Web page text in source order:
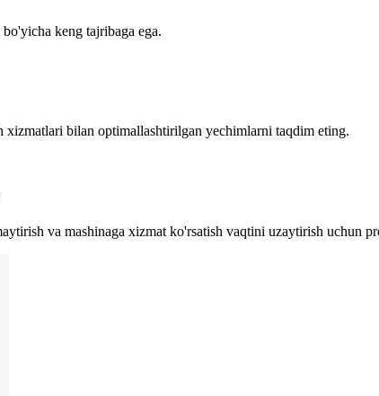
keng tajribaga ega.
bilan optimallashtirilgan yechimlarni taqdim eting.
va mashinaga xizmat ko'rsatish vaqtini uzaytirish uchun